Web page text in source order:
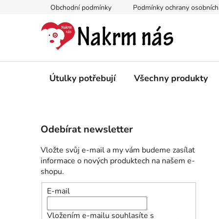
Obchodní podmínky Podmínky ochrany
Útulky potřebují Všechny produkty
o
s
t
r
a
Odebírat newsletter
Vložte svůj e-mail a my vám budeme zasílat
informace o nových produktech na našem e-
shopu.
E-mail
Vložením e-mailu souhlasíte s